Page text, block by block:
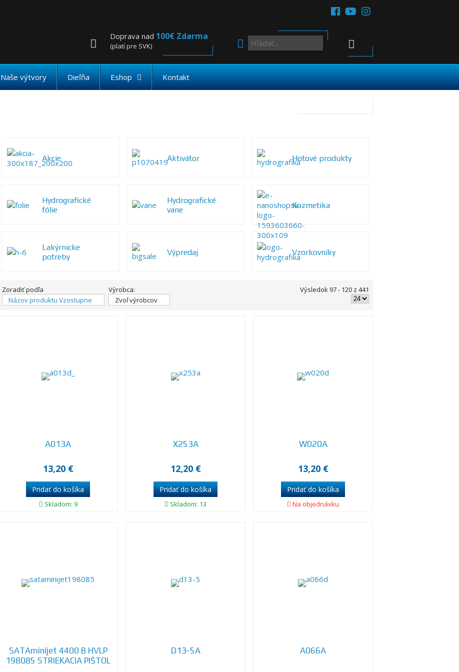
Doprava nad 100€ Zdarma
(platí pre SVK)
Naše výtvory Dieľňa Eshop Kontakt
Akcie Aktivátor Hotové produkty
Hydrografické
fólie
Hydrografické
vane
Kozmetika
Lakýrnicke
potreby
Výpredaj Vzorkovníky
Zoradiť podľa
Názov produktu Vzostupne
Výrobca:
Zvoľ výrobcov
Výsledok 97 - 120 z 441
A013A
13,20 €
Skladom: 9
X253A
12,20 €
Skladom: 13
W020A
13,20 €
Na objednávku
SATAminijet 4400 B HVLP
198085 STRIEKACIA PIŠTOL
D13-5A A066A